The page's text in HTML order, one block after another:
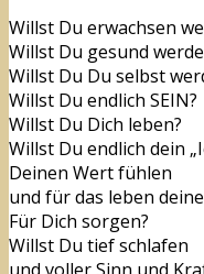
Willst Du erwachsen
Willst Du gesund
Willst Du Du selbst
Willst Du endlich SEIN?
Willst Du Dich leben?
Willst Du endlich dein
Deinen Wert fühlen
und für das leben
Für Dich sorgen?
Willst Du tief schlafen